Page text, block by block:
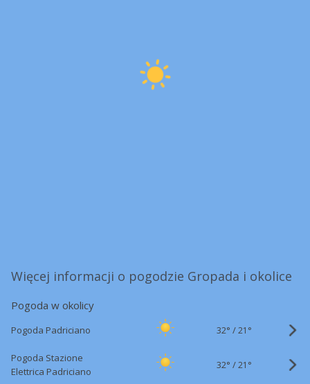
Więcej informacji o pogodzie Gropada i okolice
Pogoda w okolicy
Pogoda Padriciano 32° /21°
Pogoda Stazione
Elettrica Padriciano
32° /21°